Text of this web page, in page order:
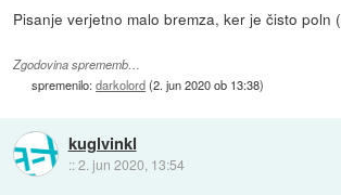
Pisanje verjetno malo bremza, ker je čisto poln
Zgodovina sprememb…
spremenilo:darkolord(2. jun 2020 ob 13:38)
kuglvinkl
::2. jun 2020, 13:54